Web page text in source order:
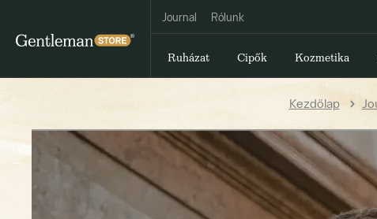
Journal Rólunk
Ruházat Cipők Kozmetika
Kezdőlap